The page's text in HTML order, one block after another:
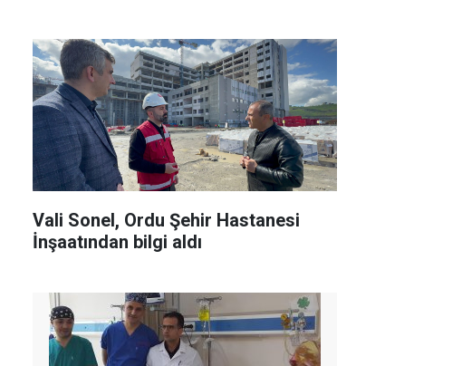
Vali Sonel, Ordu Şehir Hastanesi
İnşaatından bilgi aldı